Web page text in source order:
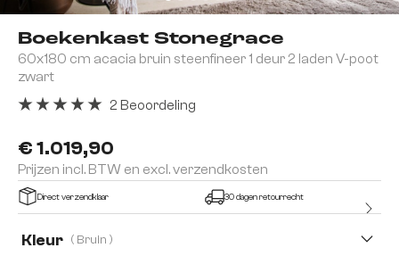
Boekenkast Stonegrace
60x180 cm acacia bruin steenfineer 1 deur 2 laden V-poot
zwart
€ 1.019,90
Prijzen incl. BTW en excl. verzendkosten
2 Beoordeling
Direct verzendklaar 30 dagen retourrecht
Kleur ( Bruin )